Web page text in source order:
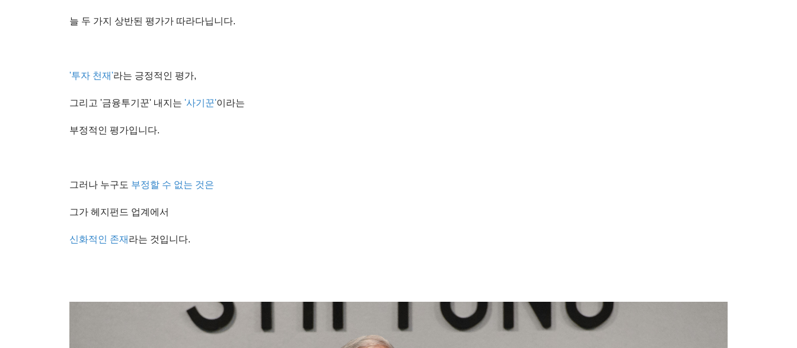
늘 두 가지 상반된 평가가 따라다닙니다.
'투자 천재'라는 긍정적인 평가,
그리고 '금융투기꾼' 내지는 '사기꾼'이라는
부정적인 평가입니다.
그러나 누구도 부정할 수 없는 것은
그가 헤지펀드 업계에서
신화적인 존재 라는 것입니다.